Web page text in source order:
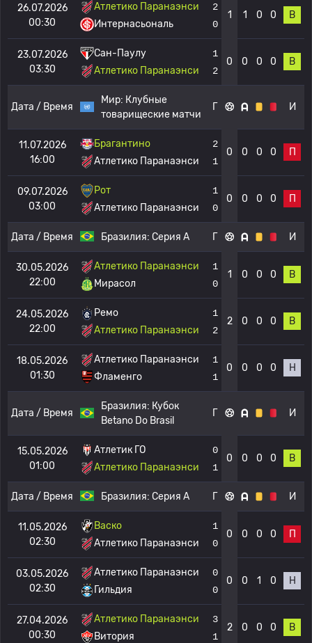
26.07.2026
00:30
Атлетико Паранаэнси
Интернасьональ
2
0
1 1 0 0 В
23.07.2026
03:30
Сан-Паулу
Атлетико Паранаэнси
1
2
0 0 0 0 В
Дата / Время
Мир: Клубные
товарищеские матчи
Г И
11.07.2026
16:00
Брагантино
Атлетико Паранаэнси
2
1
0 0 0 0 П
09.07.2026
03:00
Рот
Атлетико Паранаэнси
1
0
0 0 0 0 П
Дата / Время Бразилия: Серия А Г И
30.05.2026
22:00
Атлетико Паранаэнси
Мирасол
1
0
1 0 0 0 В
24.05.2026
22:00
Ремо
Атлетико Паранаэнси
1
2
2 0 0 0 В
18.05.2026
01:30
Атлетико Паранаэнси
Фламенго
1
1
0 0 0 0 Н
Дата / Время
Бразилия: Кубок
Betano Do Brasil
Г И
15.05.2026
01:00
Атлетик ГО
Атлетико Паранаэнси
0
1
0 0 0 0 В
Дата / Время Бразилия: Серия А Г И
11.05.2026
02:30
Васко
Атлетико Паранаэнси
1
0
0 0 0 0 П
03.05.2026
02:30
Атлетико Паранаэнси
Гильдия
0
0
0 0 1 0 Н
27.04.2026
00:30
Атлетико Паранаэнси
Витория
3
1
2 0 0 0 В